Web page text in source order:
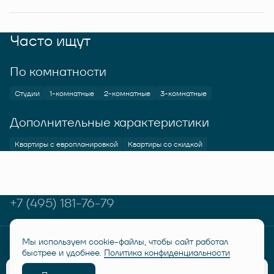
Часто ищут
По комнатности
Студии 1-комнатные 2-комнатные 3-комнатные
Дополнительные характеристики
Квартиры с европланировкой Квартиры со скидкой
+7 (495) 181-76-79
© RUSICH KOTELNIKI 2026Политика конфиденциальности
Дисклеймер "Семейная ипотека от 6%"
Мы используем cookie-файлы, чтобы сайт работал
быстрее и удобнее. Политика конфиденциальности